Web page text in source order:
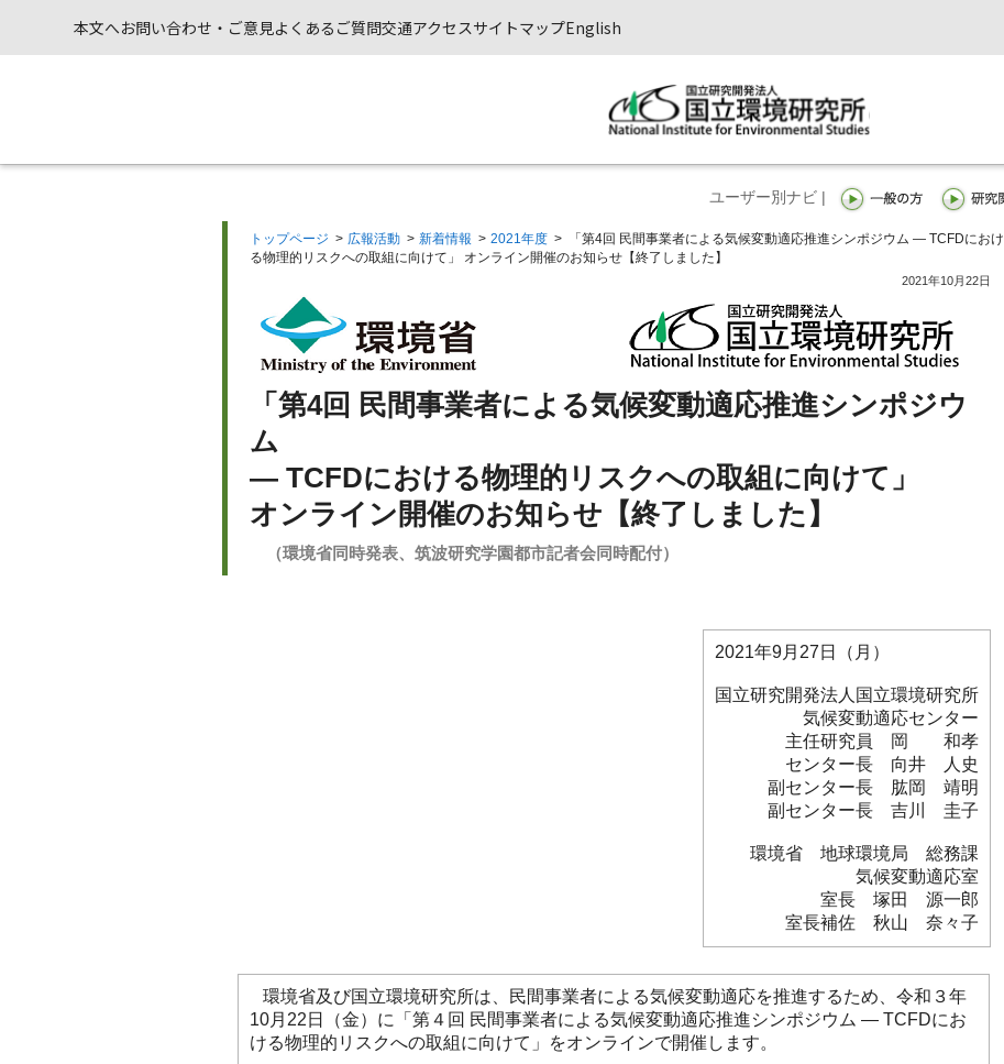
本文へお問い合わせ・ご意見よくあるご質問交通アクセスサイトマップEnglish
ユーザー別ナビ |
トップページ > 広報活動 > 新着情報 > 2021年度 >
「第4回 民間事業者による気候変動適応推進シンポジウム — TCFDにおけ
る物理的リスクへの取組に向けて」 オンライン開催のお知らせ【終了しました】
2021年10月22日
「第4回 民間事業者による気候変動適応推進シンポジウ
ム
— TCFDにおける物理的リスクへの取組に向けて」
オンライン開催のお知らせ【終了しました】
（環境省同時発表、筑波研究学園都市記者会同時配付）
2021年9月27日（月）
国立研究開発法人国立環境研究所
気候変動適応センター
主任研究員 岡 和孝
センター長 向井 人史
副センター長 肱岡 靖明
副センター長 吉川 圭子
環境省 地球環境局 総務課
気候変動適応室
室長 塚田 源一郎
室長補佐 秋山 奈々子
環境省及び国立環境研究所は、民間事業者による気候変動適応を推進するため、令和３年
10月22日（金）に「第４回 民間事業者による気候変動適応推進シンポジウム — TCFDにお
ける物理的リスクへの取組に向けて」をオンラインで開催します。